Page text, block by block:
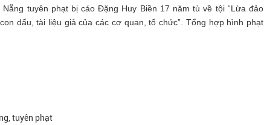
tuyên phạt bị cáo Đặng Huy Biền 17 năm tù về tội “Lừa đảo
dấu, tài liệu giả của các cơ quan, tổ chức”. Tổng hợp hình phạt
tuyên phạt